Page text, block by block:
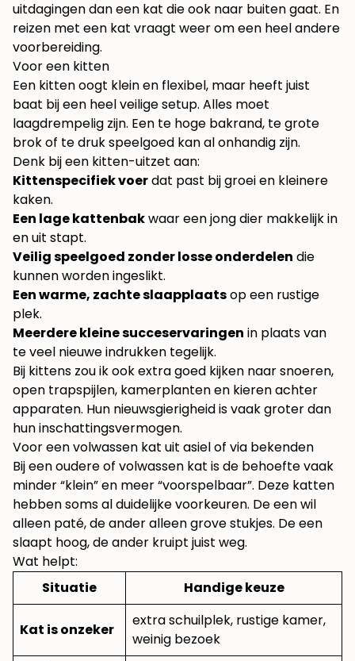
uitdagingen dan een kat die ook naar buiten gaat. En
reizen met een kat vraagt weer om een heel andere
voorbereiding.
Voor een kitten
Een kitten oogt klein en flexibel, maar heeft juist
baat bij een heel veilige setup. Alles moet
laagdrempelig zijn. Een te hoge bakrand, te grote
brok of te druk speelgoed kan al onhandig zijn.
Denk bij een kitten-uitzet aan:
Kittenspecifiek voerdat past bij groei en kleinere
kaken.
Een lage kattenbakwaar een jong dier makkelijk in
en uit stapt.
Veilig speelgoed zonder losse onderdelen die
kunnen worden ingeslikt.
Een warme, zachte slaapplaatsop een rustige
plek.
Meerdere kleine succeservaringen in plaats van
te veel nieuwe indrukken tegelijk.
Bij kittens zou ik ook extra goed kijken naar snoeren,
open trapspijlen, kamerplanten en kieren achter
apparaten. Hun nieuwsgierigheid is vaak groter dan
hun inschattingsvermogen.
Voor een volwassen kat uit asiel of via bekenden
Bij een oudere of volwassen kat is de behoefte vaak
minder “klein” en meer “voorspelbaar”. Deze katten
hebben soms al duidelijke voorkeuren. De een wil
alleen paté, de ander alleen grove stukjes. De een
slaapt hoog, de ander kruipt juist weg.
Wat helpt:
Situatie
Handige keuze
Kat is onzeker
extra schuilplek, rustige kamer,
weinig bezoek